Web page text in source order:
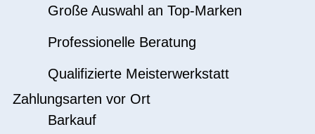
Große Auswahl an Top-Marken
Professionelle Beratung
Qualifizierte Meisterwerkstatt
Zahlungsarten vor Ort
Barkauf